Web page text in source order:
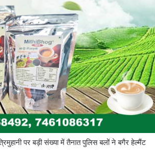
पर बड़ी संख्या में तैनात पुलिस बलों ने बगैर हेल्मैंट